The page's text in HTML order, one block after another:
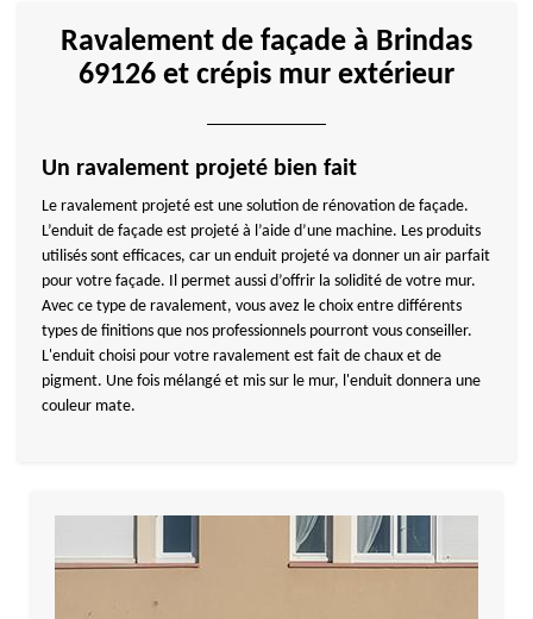
Ravalement de façade à Brindas
69126 et crépis mur extérieur
Un ravalement projeté bien fait
Le ravalement projeté est une solution de rénovation de façade.
L’enduit de façade est projeté à l’aide d’une machine. Les produits
utilisés sont efficaces, car un enduit projeté va donner un air parfait
pour votre façade. Il permet aussi d’offrir la solidité de votre mur.
Avec ce type de ravalement, vous avez le choix entre différents
types de finitions que nos professionnels pourront vous conseiller.
L'enduit choisi pour votre ravalement est fait de chaux et de
pigment. Une fois mélangé et mis sur le mur, l'enduit donnera une
couleur mate.